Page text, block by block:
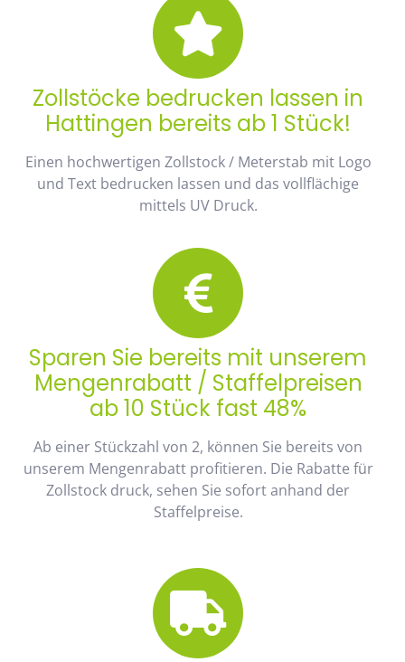
Zollstöcke bedrucken lassen in
Hattingen bereits ab 1 Stück!
Einen hochwertigen Zollstock / Meterstab mit Logo
und Text bedrucken lassen und das vollflächige
mittels UV Druck.
Sparen Sie bereits mit unserem
Mengenrabatt / Staffelpreisen
ab 10 Stück fast 48%
Ab einer Stückzahl von 2, können Sie bereits von
unserem Mengenrabatt profitieren. Die Rabatte für
Zollstock druck, sehen Sie sofort anhand der
Staffelpreise.